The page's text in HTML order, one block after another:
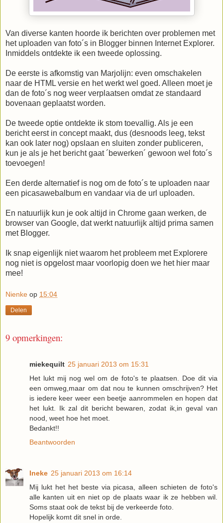
Van diverse kanten hoorde ik berichten over problemen met
het uploaden van foto´s in Blogger binnen Internet Explorer.
Inmiddels ontdekte ik een tweede oplossing.
De eerste is afkomstig van Marjolijn: even omschakelen
naar de HTML versie en het werkt wel goed. Alleen moet je
dan de foto´s nog weer verplaatsen omdat ze standaard
bovenaan geplaatst worden.
De tweede optie ontdekte ik stom toevallig. Als je een
bericht eerst in concept maakt, dus (desnoods leeg, tekst
kan ook later nog) opslaan en sluiten zonder publiceren,
kun je als je het bericht gaat ´bewerken´ gewoon wel foto´s
toevoegen!
Een derde alternatief is nog om de foto´s te uploaden naar
een picasawebalbum en vandaar via de url uploaden.
En natuurlijk kun je ook altijd in Chrome gaan werken, de
browser van Google, dat werkt natuurlijk altijd prima samen
met Blogger.
Ik snap eigenlijk niet waarom het probleem met Explorere
nog niet is opgelost maar voorlopig doen we het hier maar
mee!
Nienke op 15:04
Delen
9 opmerkingen:
miekequilt 25 januari 2013 om 15:31
Het lukt mij nog wel om de foto's te plaatsen. Doe dit via
een omweg,maar om dat nou te kunnen omschrijven? Het
is iedere keer weer een beetje aanrommelen en hopen dat
het lukt. Ik zal dit bericht bewaren, zodat ik,in geval van
nood, weet hoe het moet.
Bedankt!!
Beantwoorden
Ineke 25 januari 2013 om 16:14
Mij lukt het het beste via picasa, alleen schieten de foto's
alle kanten uit en niet op de plaats waar ik ze hebben wil.
Soms staat ook de tekst bij de verkeerde foto.
Hopelijk komt dit snel in orde.